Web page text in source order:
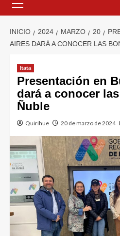
INICIO 2024 MARZO 20
AIRES DARÁ A CONOCER LAS
Itata
Presentación en
dará a conocer
Ñuble
Quirihue 20 de marzo de 2024